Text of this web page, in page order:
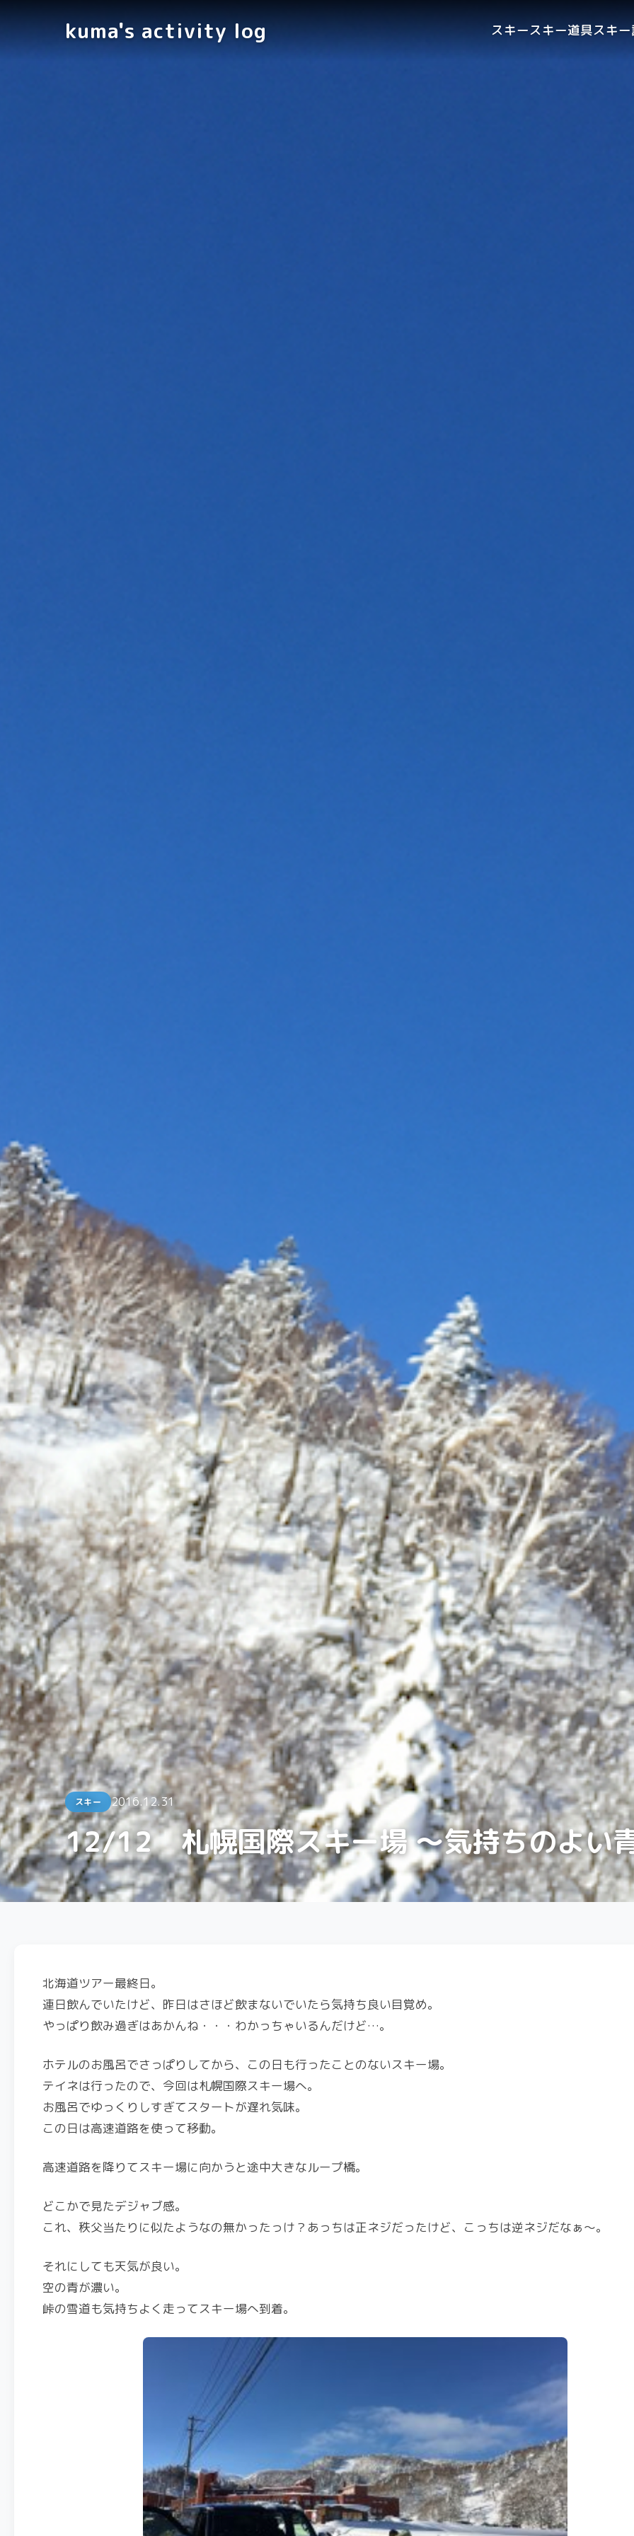
kuma's activity log スキースキー道具スキ
スキー 2016.12.31
12/12 札幌国際スキー場 ～気持ちのよい
北海道ツアー最終日。
連日飲んでいたけど、昨日はさほど飲まないでいたら気持ち良い目覚め。
やっぱり飲み過ぎはあかんね・・・わかっちゃいるんだけど…。
ホテルのお風呂でさっぱりしてから、この日も行ったことのないスキー場。
テイネは行ったので、今回は札幌国際スキー場へ。
お風呂でゆっくりしすぎてスタートが遅れ気味。
この日は高速道路を使って移動。
高速道路を降りてスキー場に向かうと途中大きなループ橋。
どこかで見たデジャブ感。
これ、秩父当たりに似たようなの無かったっけ？あっちは正ネジだったけど、こっちは逆ネジだなぁ～。
それにしても天気が良い。
空の青が濃い。
峠の雪道も気持ちよく走ってスキー場へ到着。